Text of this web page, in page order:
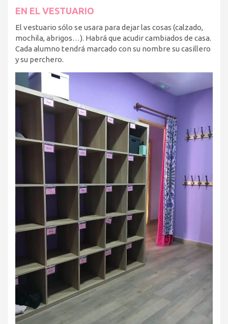
EN EL VESTUARIO
El vestuario sólo se usara para dejar las cosas (calzado,
mochila, abrigos…). Habrá que acudir cambiados de casa.
Cada alumno tendrá marcado con su nombre su casillero
y su perchero.